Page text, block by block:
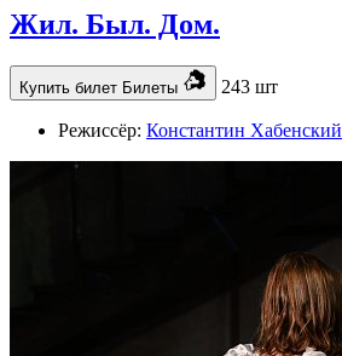
Жил. Был. Дом.
Купить билет Билеты 243 шт
Режиссёр: Константин Хабенский